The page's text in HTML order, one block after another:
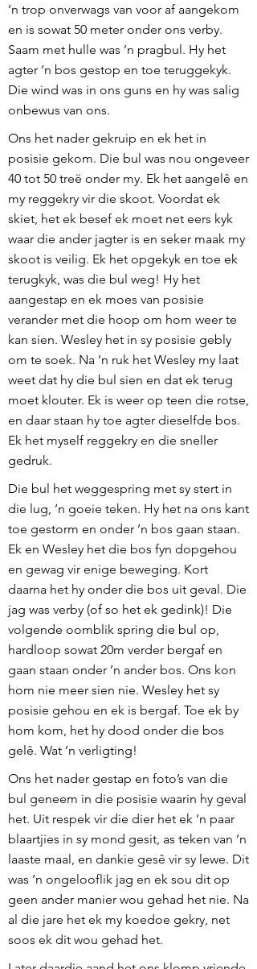
’n trop onverwags van voor af aangekom
en is sowat 50 meter onder ons verby.
Saam met hulle was ’n pragbul. Hy het
agter ’n bos gestop en toe teruggekyk.
Die wind was in ons guns en hy was salig
onbewus van ons.
Ons het nader gekruip en ek het in
posisie gekom. Die bul was nou ongeveer
40 tot 50 treë onder my. Ek het aangelê en
my reggekry vir die skoot. Voordat ek
skiet, het ek besef ek moet net eers kyk
waar die ander jagter is en seker maak my
skoot is veilig. Ek het opgekyk en toe ek
terugkyk, was die bul weg! Hy het
aangestap en ek moes van posisie
verander met die hoop om hom weer te
kan sien. Wesley het in sy posisie gebly
om te soek. Na ’n ruk het Wesley my laat
weet dat hy die bul sien en dat ek terug
moet klouter. Ek is weer op teen die rotse,
en daar staan hy toe agter dieselfde bos.
Ek het myself reggekry en die sneller
gedruk.
Die bul het weggespring met sy stert in
die lug, ’n goeie teken. Hy het na ons kant
toe gestorm en onder ’n bos gaan staan.
Ek en Wesley het die bos fyn dopgehou
en gewag vir enige beweging. Kort
daarna het hy onder die bos uit geval. Die
jag was verby (of so het ek gedink)! Die
volgende oomblik spring die bul op,
hardloop sowat 20m verder bergaf en
gaan staan onder ’n ander bos. Ons kon
hom nie meer sien nie. Wesley het sy
posisie gehou en ek is bergaf. Toe ek by
hom kom, het hy dood onder die bos
gelê. Wat ’n verligting!
Ons het nader gestap en foto’s van die
bul geneem in die posisie waarin hy geval
het. Uit respek vir die dier het ek ’n paar
blaartjies in sy mond gesit, as teken van ’n
laaste maal, en dankie gesê vir sy lewe. Dit
was ’n ongelooflik jag en ek sou dit op
geen ander manier wou gehad het nie. Na
al die jare het ek my koedoe gekry, net
soos ek dit wou gehad het.